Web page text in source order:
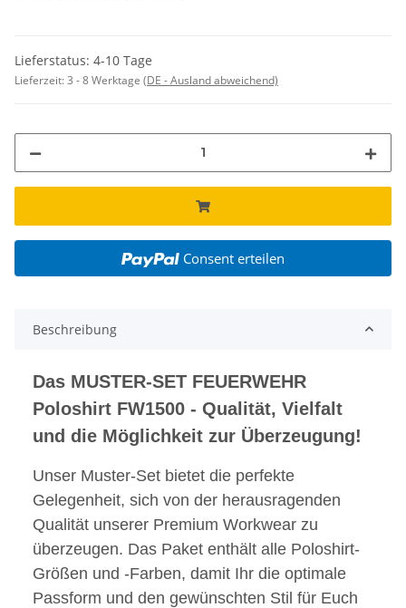
Lieferstatus: 4-10 Tage
Lieferzeit:3 - 8 Werktage (DE - Ausland abweichend)
Consent erteilen
Beschreibung
Das MUSTER-SET FEUERWEHR
Poloshirt FW1500 - Qualität, Vielfalt
und die Möglichkeit zur Überzeugung!
Unser Muster-Set bietet die perfekte
Gelegenheit, sich von der herausragenden
Qualität unserer Premium Workwear zu
überzeugen. Das Paket enthält alle Poloshirt-
Größen und -Farben, damit Ihr die optimale
Passform und den gewünschten Stil für Euch